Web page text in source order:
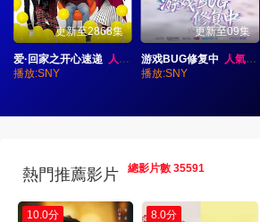
更新至09集
游戏BUG修复中
人氣:80
播放:SNY
更新至06集
我的鸵鸟先生 人氣:85
播放:SNY
總影片數 35591
熱門推薦影片
10.0分 8.0分